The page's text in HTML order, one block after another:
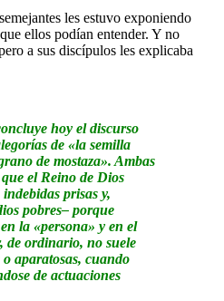
les estuvo exponiendo
ellos podían entender. Y no
a sus discípulos les explicaba
hoy el discurso
de «la semilla
de mostaza». Ambas
el Reino de Dios
prisas y,
pobres– porque
la «persona» y en el
de ordinario, no suele
aparatosas, cuando
de actuaciones